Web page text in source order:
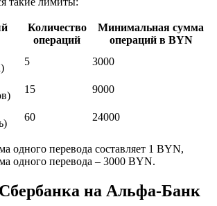
Количество
операций
Минимальная сумма
операций в BYN
5
3000
15
9000
60 24000
одного перевода составляет 1 BYN,
одного перевода – 3000 BYN.
на Альфа-Банк